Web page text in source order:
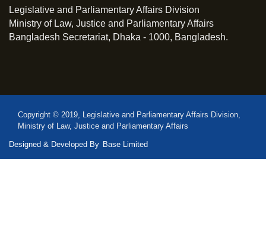
Legislative and Parliamentary Affairs Division
Ministry of Law, Justice and Parliamentary Affairs
Bangladesh Secretariat, Dhaka - 1000, Bangladesh.
Copyright © 2019, Legislative and Parliamentary Affairs Division,
Ministry of Law, Justice and Parliamentary Affairs
Designed & Developed By Base Limited